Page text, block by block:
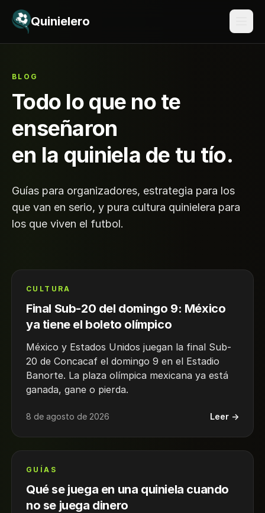
Saltar al contenido
Quinielero
BLOG
Todo lo que no te
enseñaron
en la quiniela de tu tío.
Guías para organizadores, estrategia para los
que van en serio, y pura cultura quinielera para
los que viven el futbol.
CULTURA
Final Sub-20 del domingo 9: México
ya tiene el boleto olímpico
México y Estados Unidos juegan la final Sub-
20 de Concacaf el domingo 9 en el Estadio
Banorte. La plaza olímpica mexicana ya está
ganada, gane o pierda.
8 de agosto de 2026 Leer →
GUÍAS
Qué se juega en una quiniela cuando
no se juega dinero